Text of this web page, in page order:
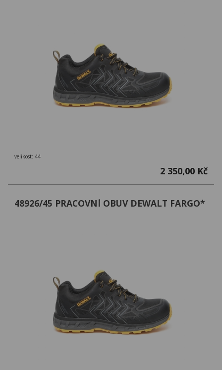
velikost: 44
2 350,00 Kč
48926/45 PRACOVNÍ OBUV DEWALT FARGO*